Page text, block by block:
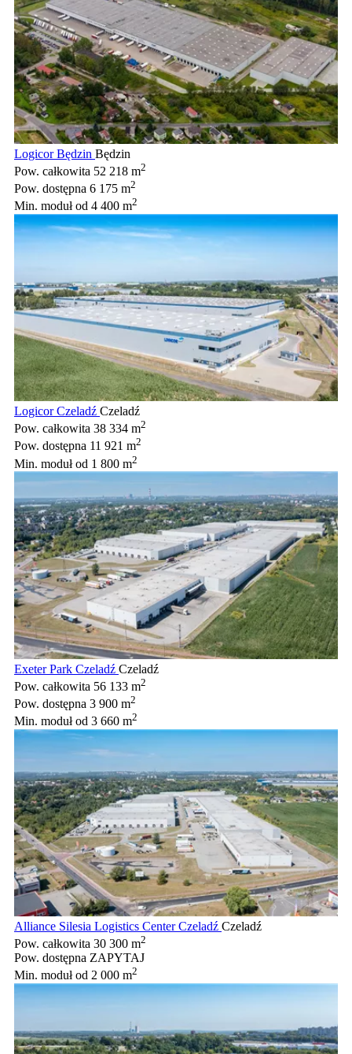
Logicor Będzin Będzin
Pow. całkowita 52 218 m2
Pow. dostępna 6 175 m2
Min. modułod 4 400 m2
Logicor Czeladź Czeladź
Pow. całkowita 38 334 m2
Pow. dostępna 11 921 m2
Min. modułod 1 800 m2
Exeter Park Czeladź Czeladź
Pow. całkowita 56 133 m2
Pow. dostępna 3 900 m2
Min. modułod 3 660 m2
Alliance Silesia Logistics Center Czeladź Czeladź
Pow. całkowita 30 300 m2
Pow. dostępna ZAPYTAJ
Min. modułod 2 000 m2